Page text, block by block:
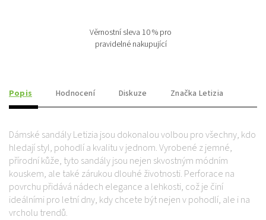
Věrnostní sleva 10 % pro
pravidelné nakupující
Popis Hodnocení Diskuze Značka Letizia
Dámské sandály Letizia jsou dokonalou volbou pro všechny, kdo
hledají styl, pohodlí a kvalitu v jednom. Vyrobené z jemné,
přírodní kůže, tyto sandály jsou nejen skvostným módním
kouskem, ale také zárukou dlouhé životnosti. Perforace na
povrchu přidává nádech elegance a lehkosti, což je činí
ideálními pro letní dny, kdy chcete být nejen v pohodlí, ale i na
vrcholu trendů.